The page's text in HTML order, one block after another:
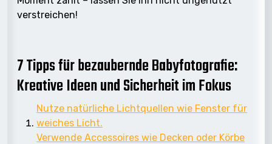
verstreichen!
7 Tipps für bezaubernde Babyfotografie:
Kreative Ideen und Sicherheit im Fokus
Nutze natürliche Lichtquellen wie Fenster für
weiches Licht.
Verwende Accessoires wie Decken oder Körbe